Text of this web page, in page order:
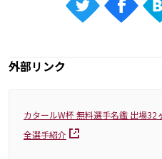
外部リンク
カタールW杯 無料選手名鑑 出場
全選手紹介